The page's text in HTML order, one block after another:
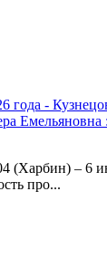
года -
Емельяновна
(Харбин) – 6
про...